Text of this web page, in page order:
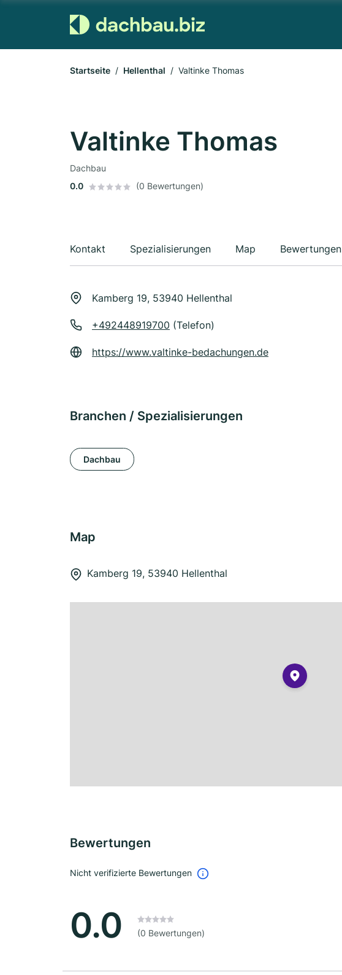
Startseite Hellenthal Valtinke Thomas
Valtinke Thomas
Dachbau
0.0
(0 Bewertungen)
Kontakt Spezialisierungen Map Bewertungen
Kamberg 19, 53940 Hellenthal
+492448919700 (Telefon)
https://www.valtinke-bedachungen.de
Branchen / Spezialisierungen
Dachbau
Map
Kamberg 19, 53940 Hellenthal
Bewertungen
Nicht verifizierte Bewertungen
0.0 (0 Bewertungen)